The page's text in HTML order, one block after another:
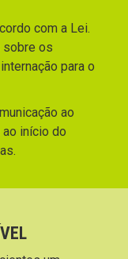
com a Lei.
os
para o
ao
início do